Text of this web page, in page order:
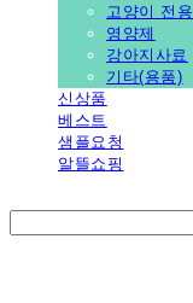
고양이 전용
영양제
강아지사료
기타(용품)
신상품
베스트
샘플요청
알뜰쇼핑